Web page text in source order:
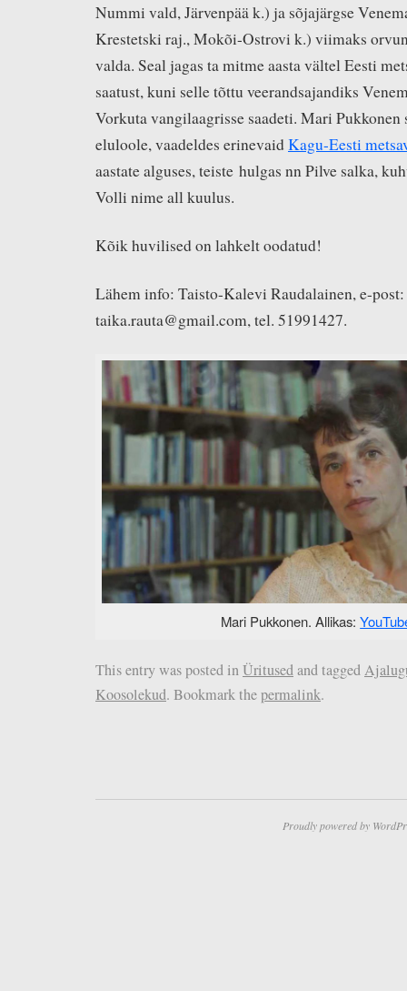
Nummi vald, Järvenpää k.) ja sõjajärgse
Krestetski raj., Mokõi-Ostrovi k.) viimaks
valda. Seal jagas ta mitme aasta vältel Eesti
saatust, kuni selle tõttu veerandsajandiks
Vorkuta vangilaagrisse saadeti. Mari Pukkonen
eluloole, vaadeldes erinevaidKagu-Eesti
aastate alguses, teiste hulgas nn Pilve salka,
Volli nime all kuulus.
Kõik huvilised on lahkelt oodatud!
Lähem info: Taisto-Kalevi Raudalainen, e-post:
taika.rauta@gmail.com, tel. 51991427.
Mari Pukkonen. Allikas:
This entry was posted inÜritusedand tagged
Koosolekud. Bookmark thepermalink.
Proudly powered by